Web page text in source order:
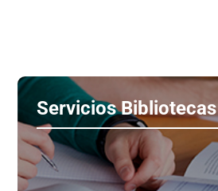
Servicios Bibliotecas